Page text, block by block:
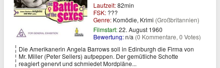
Laufzeit:82min
FSK: ???
Genre: Komödie, Krimi (Großbritannien)
Filmstart:22. August 1960
Bewertung:n/a (0 Kommentare, 0 Votes)
Die Amerikanerin Angela Barrows soll in Edinburgh die Firma von
Mr. Miller (Peter Sellers) aufpeppen. Der gemütliche Schotte
reagiert genervt und schmiedet Mordpläne...